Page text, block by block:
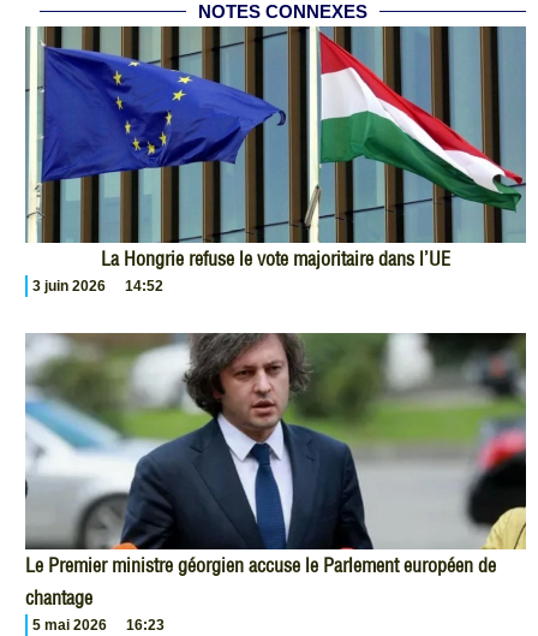
NOTES CONNEXES
La Hongrie refuse le vote majoritaire dans l’UE
3 juin 2026 14:52
Le Premier ministre géorgien accuse le Parlement européen de
chantage
5 mai 2026 16:23